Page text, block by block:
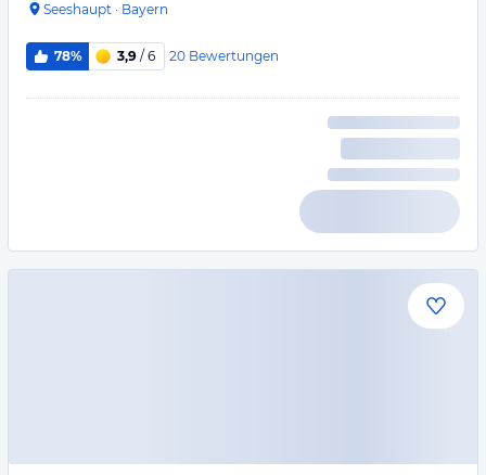
Seeshaupt · Bayern
78% 3,9 / 6 20 Bewertungen